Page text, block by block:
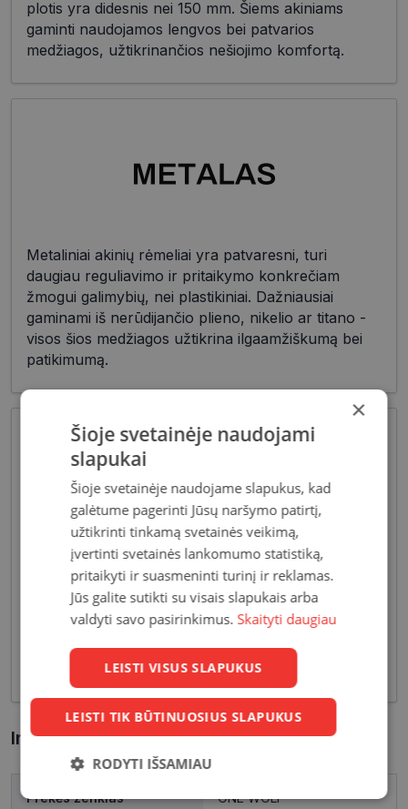
plotis yra didesnis nei 150 mm. Šiems akiniams
gaminti naudojamos lengvos bei patvarios
medžiagos, užtikrinančios nešiojimo komfortą.
Metaliniai akinių rėmeliai yra patvaresni, turi
daugiau reguliavimo ir pritaikymo konkrečiam
žmogui galimybių, nei plastikiniai. Dažniausiai
gaminami iš nerūdijančio plieno, nikelio ar titano -
visos šios medžiagos užtikrina ilgaamžiškumą bei
patikimumą.
Pagrindiniai reikalavimai, keliami vyriškiems
akiniams - patvarios medžiagos bei solidžios
vyriškos formos, derančios prie įvairių vyriškų
aprangos stilių. Dėl funkcionalumo bei puikių
optinių savybių, vyriški akiniai skirti nešiojimui
kasdien, vairavimui bei sportui.
Informacija apie prekę
Prekės ženklas ONE WOLF
×
Šioje svetainėje naudojami
slapukai
Šioje svetainėje naudojame slapukus, kad
galėtume pagerinti Jūsų naršymo patirtį,
užtikrinti tinkamą svetainės veikimą,
įvertinti svetainės lankomumo statistiką,
pritaikyti ir suasmeninti turinį ir reklamas.
Jūs galite sutikti su visais slapukais arba
valdyti savo pasirinkimus. Skaityti daugiau
LEISTI VISUS SLAPUKUS
LEISTI TIK BŪTINUOSIUS SLAPUKUS
RODYTI IŠSAMIAU
Būtinieji
Statistikos
Rinkodaros